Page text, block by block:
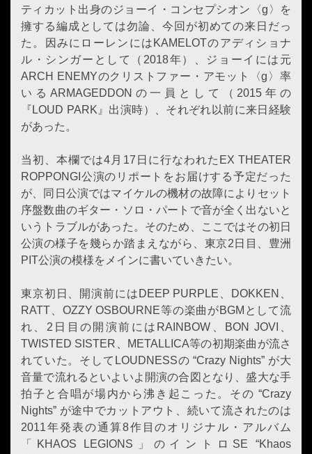
ティカット出身のジョーイ・コンセプシオン〈g〉を
擁する編成としては勿論、今回が初めての来日だっ
た。因みにローレンにはKAMELOTのアディショナ
ル・シンガーとして（2018年）、ジョーイには元
ARCH ENEMYのクリストファー・アモット〈g〉率
いるARMAGEDDONの一員として（2015年の
『LOUD PARK』出演時）、それぞれ以前に来日経験
があった。
当初、本欄では4月17日に行なわれたEX THEATER
ROPPONGI公演のリポートをお届けする予定だった
が、同日公演ではマイケルの機材の故障によりセット
序盤数曲のギター・ソロ・パートで音が全く出ないと
いうトラブルがあった。そのため、ここではその初日
公演の様子を幾らか踏まえながら、東京2日目、豊洲
PIT公演の模様をメインに書いていきたい。
東京初日、開演前にはDEEP PURPLE、DOKKEN、
RATT、OZZY OS­BOURNE等の楽曲がBGMとして流
れ、2日目の開演前にはRAIN­BOW、BON JOVI、
TWISTED SISTER、METALLICA等の初期楽曲が流さ
れていた。そしてLOUDNESSの “Crazy Nights” が大
音量で流れるといよいよ開演の合図となり、盛大な手
拍子と合唱が場内から沸き起こった。その “Crazy
Nights” が途中でカットアウト、続いて流されたのは
2011年発表の通算8作目のオリジナル・アルバム
「KHAOS LEGIONS」のイントロSE “Khaos